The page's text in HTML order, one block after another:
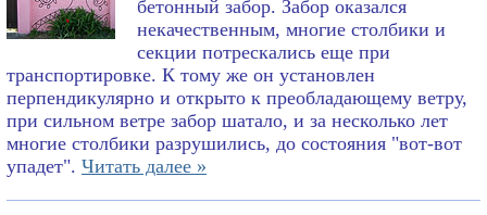
бетонный забор. Забор оказался
некачественным, многие столбики и
секции потрескались еще при
транспортировке. К тому же он установлен
перпендикулярно и открыто к преобладающему ветру,
при сильном ветре забор шатало, и за несколько лет
многие столбики разрушились, до состояния "вот-вот
упадет". Читать далее »